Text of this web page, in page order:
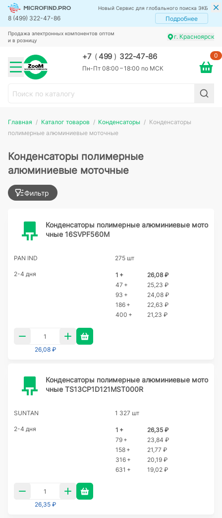
Новый Сервис для глобального поиска ЭКБ
8 (499) 322-47-86 Подробнее
Продажа электронных компонентов оптом
и в розницу
г. Красноярск
+7 (499 ) 322-47-86
Пн-Пт 08:00 – 18:00 по МСК
0
Главная Каталог товаров Конденсаторы
Конденсаторы
полимерные алюминиевые моточные
Конденсаторы полимерные
алюминиевые моточные
Фильтр
Конденсаторы полимерные алюминиевые мото
чные 16SVPF560M
PAN IND 275 шт
2-4 дня 1 +
26,08 ₽
47 +
25,23 ₽
93 +
24,08 ₽
186 +
22,63 ₽
400 +
21,23 ₽
26,08 ₽
Конденсаторы полимерные алюминиевые мото
чные TS13CP1D121MST000R
SUNTAN 1 327 шт
2-4 дня 1 +
26,35 ₽
79 +
23,84 ₽
158 +
21,77 ₽
316 +
20,19 ₽
631 +
19,02 ₽
26,35 ₽